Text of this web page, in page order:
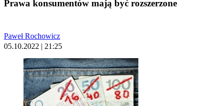
Prawa konsumentów mają być rozszerzone
Paweł Rochowicz
05.10.2022 | 21:25